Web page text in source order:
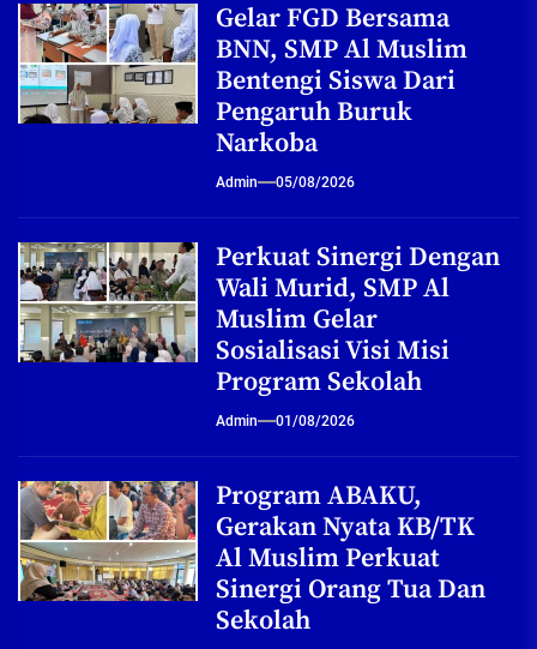
Gelar FGD Bersama
BNN, SMP Al Muslim
Bentengi Siswa Dari
Pengaruh Buruk
Narkoba
Admin 05/08/2026
Perkuat Sinergi Dengan
Wali Murid, SMP Al
Muslim Gelar
Sosialisasi Visi Misi
Program Sekolah
Admin 01/08/2026
Program ABAKU,
Gerakan Nyata KB/TK
Al Muslim Perkuat
Sinergi Orang Tua Dan
Sekolah